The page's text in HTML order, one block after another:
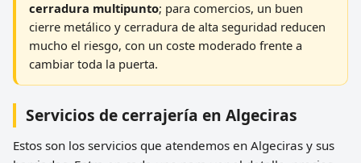
cerradura multipunto; para comercios, un buen
cierre metálico y cerradura de alta seguridad reducen
mucho el riesgo, con un coste moderado frente a
cambiar toda la puerta.
Servicios de cerrajería en Algeciras
Estos son los servicios que atendemos en Algeciras y sus